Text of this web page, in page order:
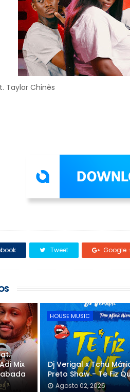
Taylor Chinês
Tweet Google
Mix
HOUSE MUSIC
Dj Verigal x Tchu
Preto Show - Te Fiz
Agosto 02, 2026